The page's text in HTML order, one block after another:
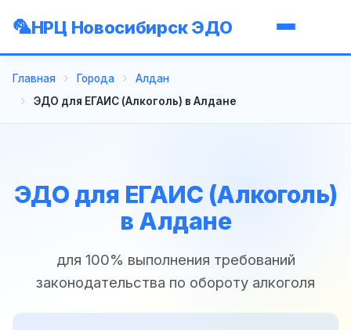
НРЦ Новосибирск ЭДО
Главная Города
Алдан
ЭДО для ЕГАИС (Алкоголь) в Алдане
ЭДО для ЕГАИС (Алкоголь)
в Алдане
для 100% выполнения требований
законодательства по обороту алкоголя